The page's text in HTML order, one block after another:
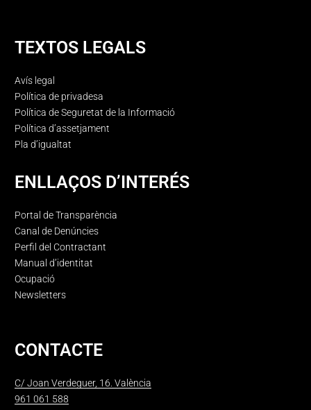
TEXTOS LEGALS
Avís legal
Política de privadesa
Política de Seguretat de la Informació
Política d’assetjament
Pla d’igualtat
ENLLAÇOS D’INTERÉS
Portal de Transparència
Canal de Denúncies
Perfil del Contractant
Manual d’identitat
Ocupació
Newsletters
CONTACTE
C/ Joan Verdeguer, 16. València
961 061 588